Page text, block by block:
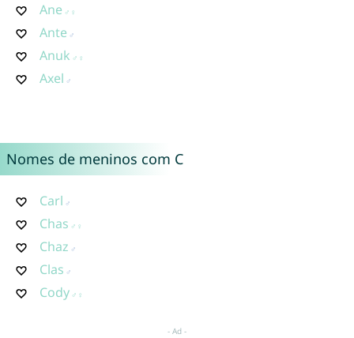
Ane
Ante
Anuk
Axel
Nomes de meninos com C
Carl
Chas
Chaz
Clas
Cody